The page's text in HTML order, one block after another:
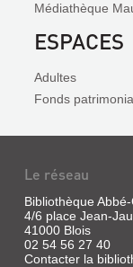
Médiathèque
ESPACES
Adultes
Fonds
Le réseau
Bibliothèque
4/6 place Jean-
41000 Blois
02 54 56 27 40
Contacter la